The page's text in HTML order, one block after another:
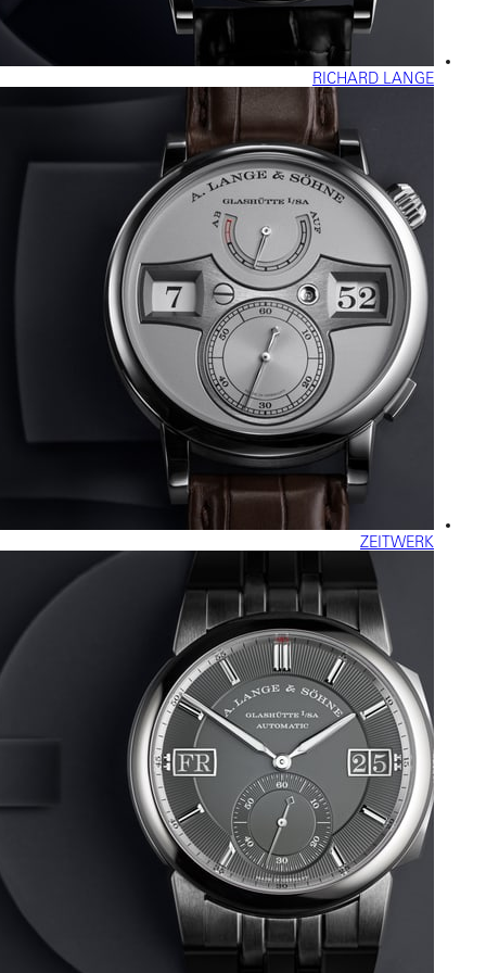
RICHARD LANGE
ZEITWERK